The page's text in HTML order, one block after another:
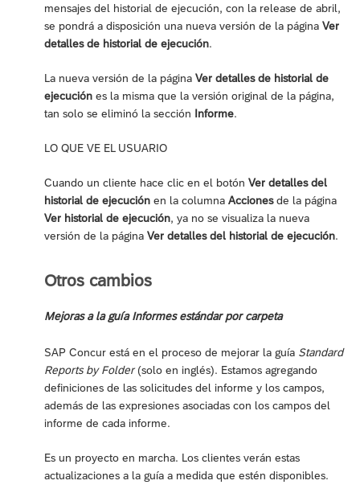
mensajes del historial de ejecución, con la release de abril,
se pondrá a disposición una nueva versión de la página Ver
detalles de historial de ejecución.
La nueva versión de la página Ver detalles de historial de
ejecución es la misma que la versión original de la página,
tan solo se eliminó la sección Informe.
LO QUE VE EL USUARIO
Cuando un cliente hace clic en el botón Ver detalles del
historial de ejecución en la columna Accionesde la página
Ver historial de ejecución, ya no se visualiza la nueva
versión de la página Ver detalles del historial de ejecución.
Otros cambios
Mejoras a la guía Informes estándar por carpeta
SAP Concur está en el proceso de mejorar la guía Standard
Reports by Folder(solo en inglés). Estamos agregando
definiciones de las solicitudes del informe y los campos,
además de las expresiones asociadas con los campos del
informe de cada informe.
Es un proyecto en marcha. Los clientes verán estas
actualizaciones a la guía a medida que estén disponibles.